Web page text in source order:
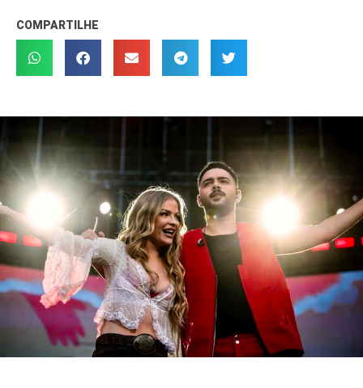
COMPARTILHE